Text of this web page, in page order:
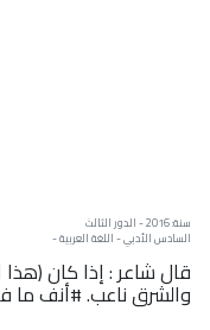
سنة: 2016 - الدور الثالث
السادس الأدبي - اللغة العربية -
قال شاعر : إذا كان (هذا
والشرق ناعب. #أنف ما